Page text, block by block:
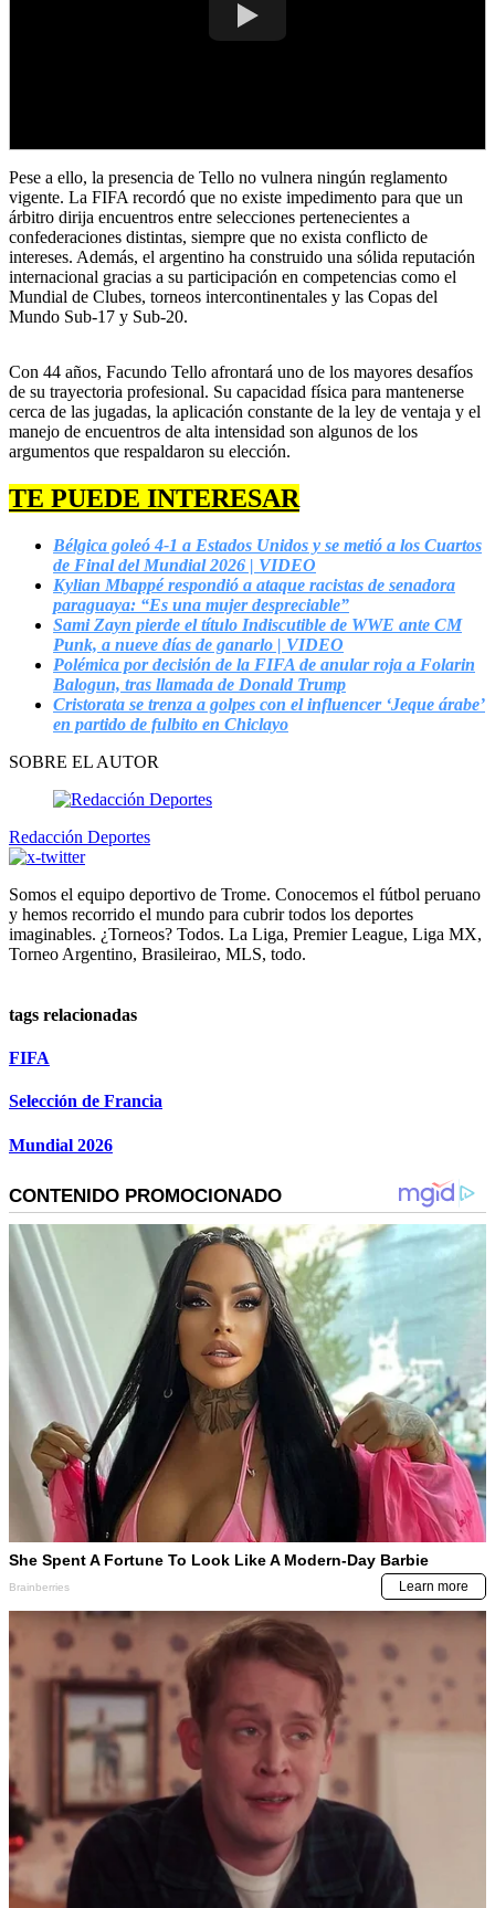
Pese a ello, la presencia de Tello no vulnera ningún reglamento
vigente. La FIFA recordó que no existe impedimento para que un
árbitro dirija encuentros entre selecciones pertenecientes a
confederaciones distintas, siempre que no exista conflicto de
intereses. Además, el argentino ha construido una sólida reputación
internacional gracias a su participación en competencias como el
Mundial de Clubes, torneos intercontinentales y las Copas del
Mundo Sub-17 y Sub-20.
Con 44 años, Facundo Tello afrontará uno de los mayores desafíos
de su trayectoria profesional. Su capacidad física para mantenerse
cerca de las jugadas, la aplicación constante de la ley de ventaja y el
manejo de encuentros de alta intensidad son algunos de los
argumentos que respaldaron su elección.
TE PUEDE INTERESAR
Bélgica goleó 4-1 a Estados Unidos y se metió a los Cuartos
de Final del Mundial 2026 | VIDEO
Kylian Mbappé respondió a ataque racistas de senadora
paraguaya: “Es una mujer despreciable”
Sami Zayn pierde el título Indiscutible de WWE ante CM
Punk, a nueve días de ganarlo | VIDEO
Polémica por decisión de la FIFA de anular roja a Folarin
Balogun, tras llamada de Donald Trump
Cristorata se trenza a golpes con el influencer ‘Jeque árabe’
en partido de fulbito en Chiclayo
SOBRE EL AUTOR
Redacción Deportes
Somos el equipo deportivo de Trome. Conocemos el fútbol peruano
y hemos recorrido el mundo para cubrir todos los deportes
imaginables. ¿Torneos? Todos. La Liga, Premier League, Liga MX,
Torneo Argentino, Brasileirao, MLS, todo.
tags relacionadas
FIFA
Selección de Francia
Mundial 2026